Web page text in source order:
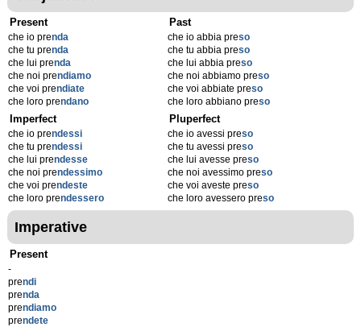
Present
che io prenda
che tu prenda
che lui prenda
che noi prendiamo
che voi prendiate
che loro prendano
Past
che io abbia preso
che tu abbia preso
che lui abbia preso
che noi abbiamo preso
che voi abbiate preso
che loro abbiano preso
Imperfect
che io prendessi
che tu prendessi
che lui prendesse
che noi prendessimo
che voi prendeste
che loro prendessero
Pluperfect
che io avessi preso
che tu avessi preso
che lui avesse preso
che noi avessimo preso
che voi aveste preso
che loro avessero preso
Imperative
Present
-
prendi
prenda
prendiamo
prendete